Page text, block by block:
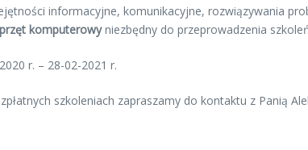
informacyjne, komunikacyjne, rozwiązywania
komputerowyniezbędny do przeprowadzenia
r. – 28-02-2021 r.
szkoleniach zapraszamy do kontaktu z Panią